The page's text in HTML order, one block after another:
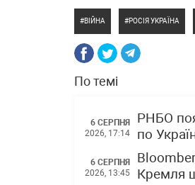
ВІЙНА РОСІЯ УКРАЇНА
По темі
6 СЕРПНЯ
2026, 17:14
РНБО
по
6 СЕРПНЯ
2026, 13:45
Кремля